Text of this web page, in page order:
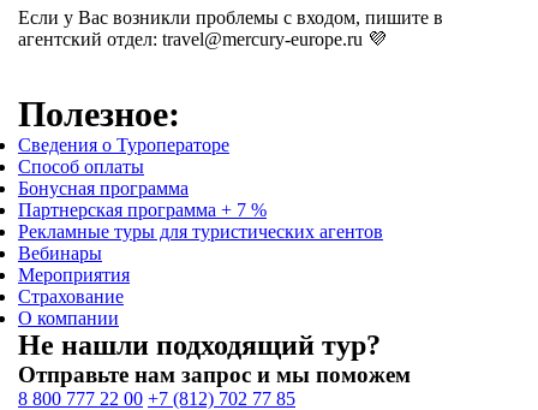
Если у Вас возникли проблемы с входом, пишите в
агентский отдел: travel@mercury-europe.ru 💜
Полезное:
Сведения о Туроператоре
Способ оплаты
Бонусная программа
Партнерская программа + 7 %
Рекламные туры для туристических агентов
Вебинары
Мероприятия
Страхование
О компании
Не нашли подходящий тур?
Отправьте нам запрос и мы поможем
8 800 777 22 00 +7 (812) 702 77 85